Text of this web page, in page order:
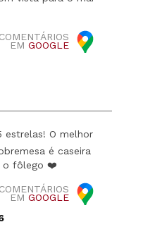
EM GOOGLE
estrelas! O melhor
é caseira
o fôlego ❤️
EM GOOGLE